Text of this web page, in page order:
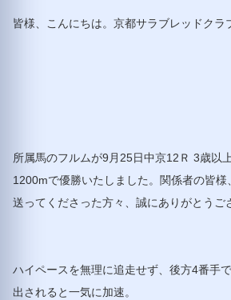
皆様、こんにちは。京都サラブレッドクラ
所属馬のフルムが9月25日中京12Ｒ 3歳以
1200mで優勝いたしました。関係者の皆様
送ってくださった方々、誠にありがとうご
ハイペースを無理に追走せず、後方4番手
出されると一気に加速。